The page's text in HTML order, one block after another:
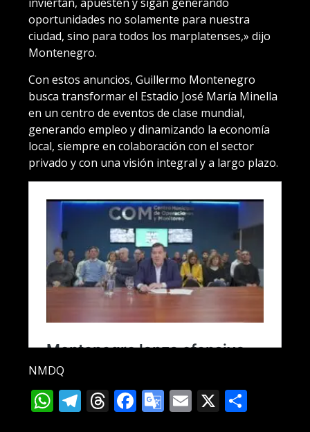
oportunidades no solamente para nuestra
ciudad, sino para todos los marplatenses,» dijo
Montenegro.
Con estos anuncios, Guillermo Montenegro
busca transformar el Estadio José María Minella
en un centro de eventos de clase mundial,
generando empleo y dinamizando la economía
local, siempre en colaboración con el sector
privado y con una visión integral y a largo plazo.
NMDQ
WhatsApp
Telegram
Threads
Facebook
Google
Email
X